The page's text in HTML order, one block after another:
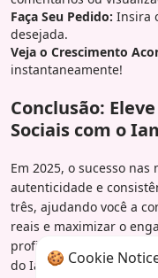
Faça Seu Pedido: Insira
desejada.
Veja o Crescimento
instantaneamente!
Conclusão:
Sociais com o
Em 2025, o sucesso
autenticidade e
três, ajudando você a
reais e maximizar o
profissional de
do Iamprovider é seu
🍪 Cookie